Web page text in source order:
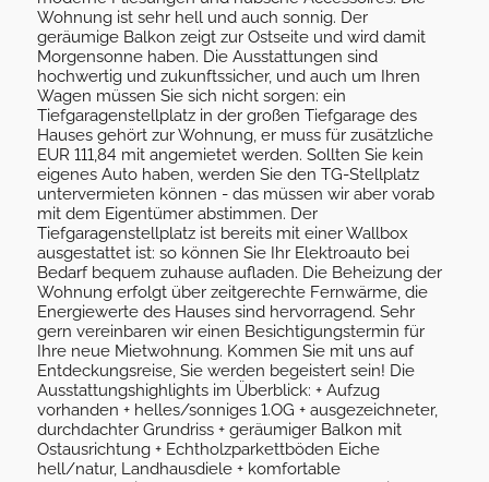
Wohnung ist sehr hell und auch sonnig. Der
geräumige Balkon zeigt zur Ostseite und wird damit
Morgensonne haben. Die Ausstattungen sind
hochwertig und zukunftssicher, und auch um Ihren
Wagen müssen Sie sich nicht sorgen: ein
Tiefgaragenstellplatz in der großen Tiefgarage des
Hauses gehört zur Wohnung, er muss für zusätzliche
EUR 111,84 mit angemietet werden. Sollten Sie kein
eigenes Auto haben, werden Sie den TG-Stellplatz
untervermieten können - das müssen wir aber vorab
mit dem Eigentümer abstimmen. Der
Tiefgaragenstellplatz ist bereits mit einer Wallbox
ausgestattet ist: so können Sie Ihr Elektroauto bei
Bedarf bequem zuhause aufladen. Die Beheizung der
Wohnung erfolgt über zeitgerechte Fernwärme, die
Energiewerte des Hauses sind hervorragend. Sehr
gern vereinbaren wir einen Besichtigungstermin für
Ihre neue Mietwohnung. Kommen Sie mit uns auf
Entdeckungsreise, Sie werden begeistert sein! Die
Ausstattungshighlights im Überblick: + Aufzug
vorhanden + helles/sonniges 1.OG + ausgezeichneter,
durchdachter Grundriss + geräumiger Balkon mit
Ostausrichtung + Echtholzparkettböden Eiche
hell/natur, Landhausdiele + komfortable